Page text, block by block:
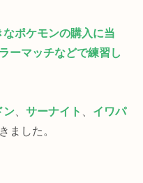
ポケモンの購入に当
ーマッチなどで練習し
ン サーナイト
イワパ
ました。